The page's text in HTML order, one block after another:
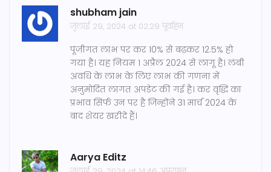
shubham jain
जुलाई 29, 2024 at 02:29 पूर्वाह्न
पूंजीगत लाभ पर कर 10% से बढ़कर 12.5% हो
गया है। यह नियम 1 अप्रैल 2024 से लागू है। लंबी
अवधि के लाभ के लिए लाभ की गणना में
अनुमोदित लागत अपडेट की गई है। कर वृद्धि का
प्रभाव सिर्फ उन पर है जिन्होंने 31 मार्च 2024 के
बाद शेयर खरीदे हैं।
Aarya Editz